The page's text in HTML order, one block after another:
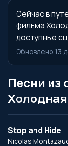
Сейчас в
фильма
доступные
Обновлено 13
Песни из
Stop and Hide
Nicolas